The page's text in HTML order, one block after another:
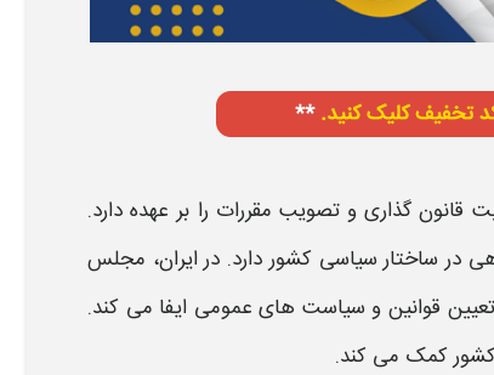
گذاری و تصویب مقررات را بر عهده دارد.
در ساختار سیاسی کشور دارد. در ایران، مجلس
قوانین و سیاست های عمومی ایفا می کند.
کمک می کند.